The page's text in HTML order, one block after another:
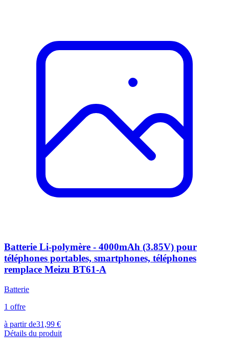
Batterie Li-polymère - 4000mAh (3.85V) pour
téléphones portables, smartphones, téléphones
remplace Meizu BT61-A
Batterie
1 offre
à partir de31,99 €
Détails du produit